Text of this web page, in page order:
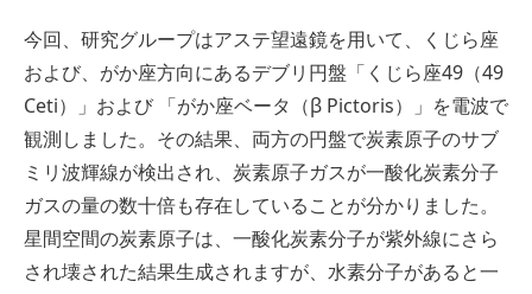
今回、研究グループはアステ望遠鏡を用いて、くじら座
および、がか座方向にあるデブリ円盤「くじら座49（49
Ceti）」および 「がか座ベータ（β Pictoris）」を電波で
観測しました。その結果、両方の円盤で炭素原子のサブ
ミリ波輝線が検出され、炭素原子ガスが一酸化炭素分子
ガスの量の数十倍も存在していることが分かりました。
星間空間の炭素原子は、一酸化炭素分子が紫外線にさら
され壊された結果生成されますが、水素分子があると一